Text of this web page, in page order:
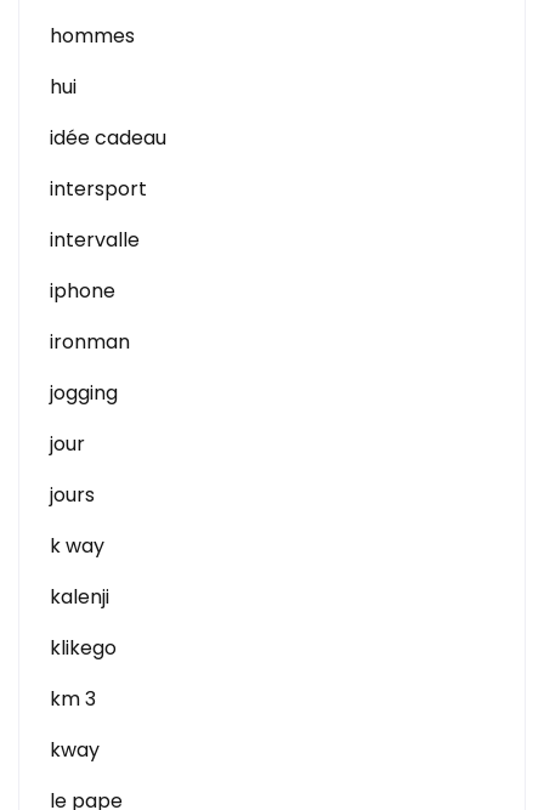
hommes
hui
idée cadeau
intersport
intervalle
iphone
ironman
jogging
jour
jours
k way
kalenji
klikego
km 3
kway
le pape